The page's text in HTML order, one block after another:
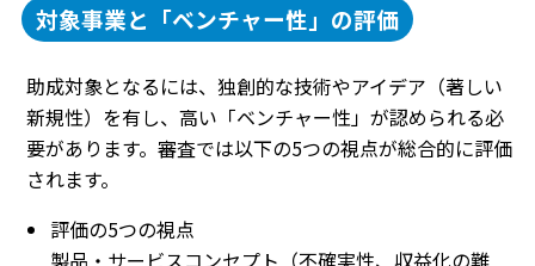
対象事業と「ベンチャー性」の評価
助成対象となるには、独創的な技術やアイデア（著しい
新規性）を有し、高い「ベンチャー性」が認められる必
要があります。審査では以下の5つの視点が総合的に評価
されます。
評価の5つの視点
製品・サービスコンセプト（不確実性、収益化の難